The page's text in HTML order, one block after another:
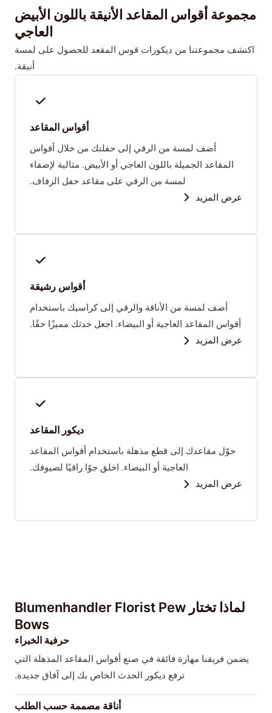
مجموعة أقواس المقاعد الأنيقة باللون الأبيض
العاجي
اكتشف مجموعتنا من ديكورات قوس المقعد للحصول على لمسة
أنيقة.
أقواس المقاعد
أضف لمسة من الرقي إلى حفلتك من خلال أقواس
المقاعد الجميلة باللون العاجي أو الأبيض. مثالية لإضفاء
لمسة من الرقي على مقاعد حفل الزفاف.
عرض المزيد
أقواس رشيقة
أضف لمسة من الأناقة والرقي إلى كراسيك باستخدام
أقواس المقاعد العاجية أو البيضاء. اجعل حدثك مميزًا حقًا.
عرض المزيد
ديكور المقاعد
حوّل مقاعدك إلى قطع مذهلة باستخدام أقواس المقاعد
العاجية أو البيضاء. اخلق جوًا راقيًا لضيوفك.
عرض المزيد
لماذا تختار Blumenhandler Florist Pew
Bows
حرفية الخبراء
يضمن فريقنا مهارة فائقة في صنع أقواس المقاعد المذهلة التي
ترفع ديكور الحدث الخاص بك إلى آفاق جديدة.
أناقة مصممة حسب الطلب